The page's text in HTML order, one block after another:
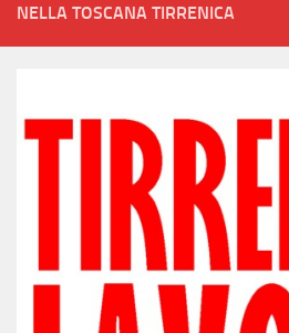
NELLA TOSCANA TIRRENICA